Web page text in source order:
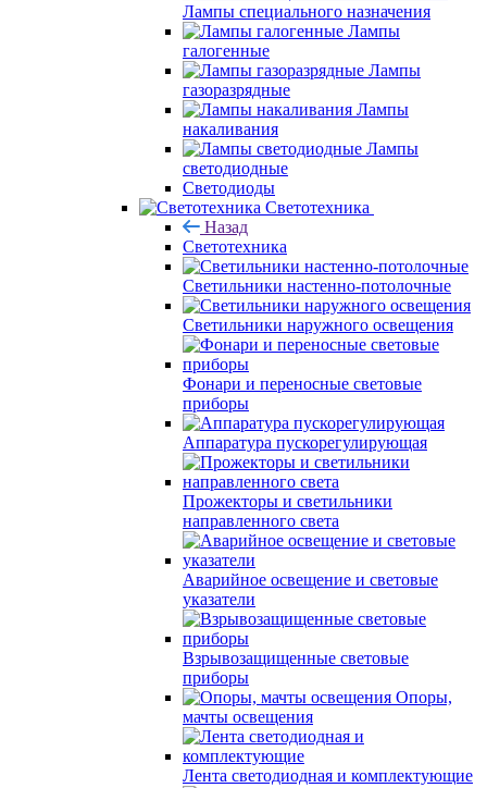
Лампы специального назначения
Лампы
галогенные
Лампы
газоразрядные
Лампы
накаливания
Лампы
светодиодные
Светодиоды
Светотехника
Назад
Светотехника
Светильники настенно-потолочные
Светильники наружного освещения
Фонари и переносные световые
приборы
Аппаратура пускорегулирующая
Прожекторы и светильники
направленного света
Аварийное освещение и световые
указатели
Взрывозащищенные световые
приборы
Опоры,
мачты освещения
Лента светодиодная и комплектующие